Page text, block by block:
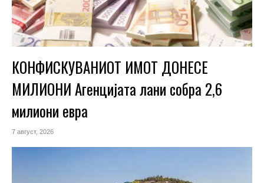
КОНФИСКУВАНИОТ ИМОТ ДОНЕСЕ
МИЛИОНИ Агенцијата лани собра 2,6
милиони евра
7 август, 2026